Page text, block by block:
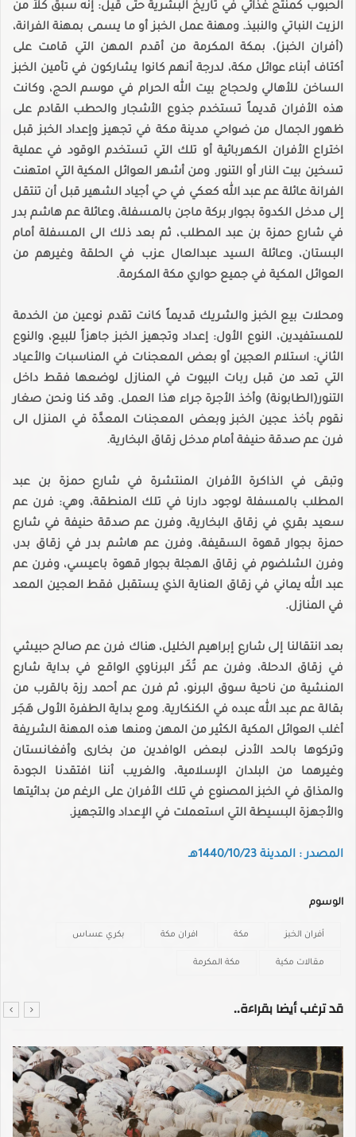
الحبوب كمنتج غذائي في تاريخ البشرية حتى قيل: إنه سبق كلاً من
الزيت النباتي والنبيذ. ومهنة عمل الخبز أو ما يسمى بمهنة الفرانة،
(أفران الخبز)، بمكة المكرمة من أقدم المهن التي قامت على
أكتاف أبناء عوائل مكة، لدرجة أنهم كانوا يشاركون في تأمين الخبز
الساخن للأهالي ولحجاج بيت الله الحرام في موسم الحج، وكانت
هذه الأفران قديماً تستخدم جذوع الأشجار والحطب القادم على
ظهور الجمال من ضواحي مدينة مكة في تجهيز وإعداد الخبز قبل
اختراع الأفران الكهربائية أو تلك التي تستخدم الوقود في عملية
تسخين بيت النار أو التنور. ومن أشهر العوائل المكية التي امتهنت
الفرانة عائلة عم عبد الله كعكي في حي أجياد الشهير قبل أن تنتقل
إلى مدخل الكدوة بجوار بركة ماجن بالمسفلة، وعائلة عم هاشم بدر
في شارع حمزة بن عبد المطلب، ثم بعد ذلك الى المسفلة أمام
البستان، وعائلة السيد عبدالعال عزب في الحلقة وغيرهم من
العوائل المكية في جميع حواري مكة المكرمة.
ومحلات بيع الخبز والشريك قديماً كانت تقدم نوعين من الخدمة
للمستفيدين، النوع الأول: إعداد وتجهيز الخبز جاهزاً للبيع، والنوع
الثاني: استلام العجين أو بعض المعجنات في المناسبات والأعياد
التي تعد من قبل ربات البيوت في المنازل لوضعها فقط داخل
التنور(الطابونة) وأخذ الأجرة جراء هذا العمل. وقد كنا ونحن صغار
نقوم بأخذ عجين الخبز وبعض المعجنات المعدَّة في المنزل الى
فرن عم صدقة حنيفة أمام مدخل زقاق البخارية.
وتبقى في الذاكرة الأفران المنتشرة في شارع حمزة بن عبد
المطلب بالمسفلة لوجود دارنا في تلك المنطقة، وهي: فرن عم
سعيد بقري في زقاق البخارية، وفرن عم صدقة حنيفة في شارع
حمزة بجوار قهوة السقيفة، وفرن عم هاشم بدر في زقاق بدر،
وفرن الشلضوم في زقاق الهجلة بجوار قهوة باعيسي، وفرن عم
عبد الله يماني في زقاق العناية الذي يستقبل فقط العجين المعد
في المنازل.
بعد انتقالنا إلى شارع إبراهيم الخليل، هناك فرن عم صالح حبيشي
في زقاق الدحلة، وفرن عم تُكَر البرناوي الواقع في بداية شارع
المنشية من ناحية سوق البرنو، ثم فرن عم أحمد رزة بالقرب من
بقالة عم عبد الله عبده في الكنكارية. ومع بداية الطفرة الأولى هَجَر
أغلب العوائل المكية الكثير من المهن ومنها هذه المهنة الشريفة
وتركوها بالحد الأدنى لبعض الوافدين من بخارى وأفغانستان
وغيرهما من البلدان الإسلامية، والغريب أننا افتقدنا الجودة
والمذاق في الخبز المصنوع في تلك الأفران على الرغم من بدائيتها
والأجهزة البسيطة التي استعملت في الإعداد والتجهيز.
المصدر : المدينة 1440/10/23هـ
الوسوم
أفران الخبز مكة افران مكة بكري عساس
مقالات مكية مكة المكرمة
قد ترغب أيضا بقراءة..